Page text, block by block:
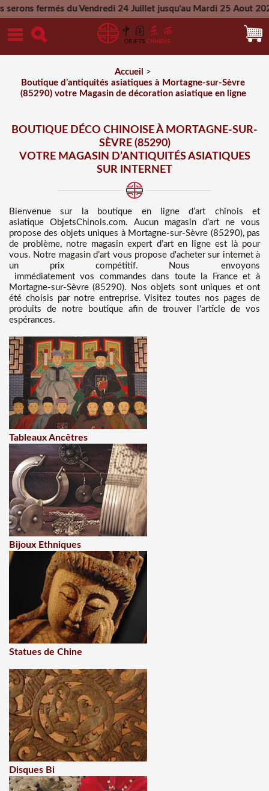
du Vendredi 24 Juillet jusqu'au Mardi 25 Aout 2026 -
Mercredi 26 Aout 2026
Accueil
>
Boutique d’antiquités asiatiques à Mortagne-sur-Sèvre
(85290) votre Magasin de décoration asiatique en ligne
BOUTIQUE DÉCO CHINOISE À MORTAGNE-SUR-
SÈVRE (85290)
VOTRE MAGASIN D’ANTIQUITÉS ASIATIQUES
SUR INTERNET
Bienvenue sur
la boutique en ligne d’art chinois et
asiatique ObjetsChinois.com. Aucun magasin d’art ne vous
propose des objets uniques à Mortagne-sur-Sèvre (85290), pas
de problème, notre magasin expert d’art en ligne est là pour
vous. Notre magasin d’art vous propose d'acheter sur internet à
un prix compétitif. Nous envoyons
immédiatement vos commandes dans toute la France et à
Mortagne-sur-Sèvre (85290). Nos objets sont uniques et ont
été choisis par notre entreprise. Visitez toutes nos pages de
produits de notre boutique afin de trouver l'article de vos
espérances.
Tableaux Ancêtres
Bijoux Ethniques
Statues de Chine
Disques Bi